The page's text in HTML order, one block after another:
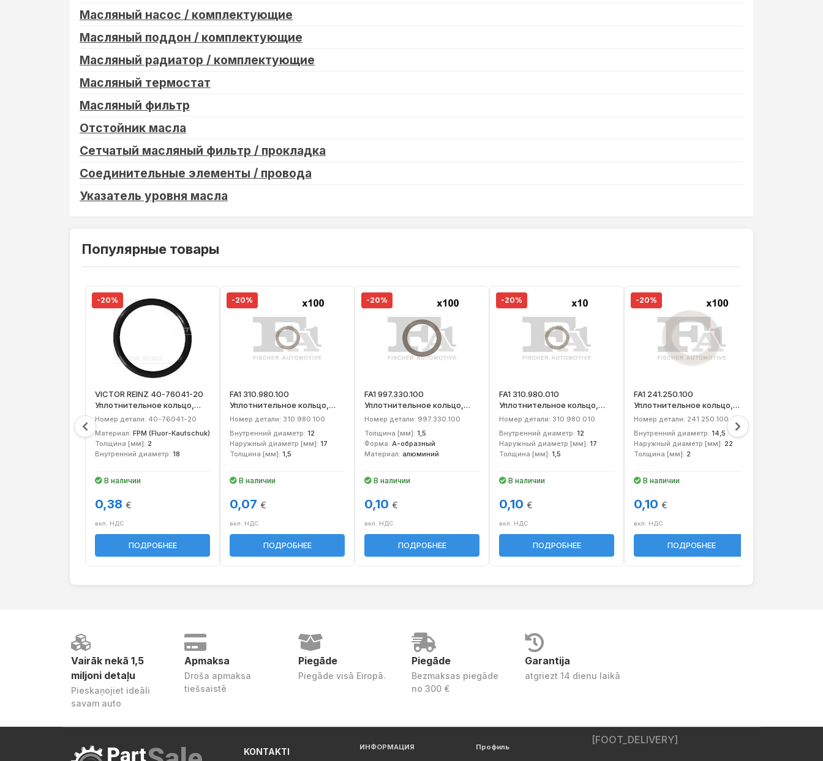
Масляный насос / комплектующие
Масляный поддон / комплектующие
Масляный радиатор / комплектующие
Масляный термостат
Масляный фильтр
Отстойник масла
Сетчатый масляный фильтр / прокладка
Соединительные элементы / провода
Указатель уровня масла
Популярные товары
-20%
VICTOR REINZ 40-76041-20
Уплотнительное кольцо,
резьбовая пробка
Номер детали: 40-76041-20
Материал: FPM (Fluor-Kautschuk)
Толщина [мм]: 2
Внутренний диаметр: 18
В наличии
0,38 €
вкл. НДС
ПОДРОБНЕЕ
-20%
FA1 310.980.100
Уплотнительное кольцо,
резьбовая пробка
Номер детали: 310.980.100
Внутренний диаметр: 12
Наружный диаметр [мм]: 17
Толщина [мм]: 1,5
В наличии
0,07 €
вкл. НДС
ПОДРОБНЕЕ
-20%
FA1 997.330.100
Уплотнительное кольцо,
резьбовая пробка
Номер детали: 997.330.100
Толщина [мм]: 1,5
Форма: А-образный
Материал: алюминий
В наличии
0,10 €
вкл. НДС
ПОДРОБНЕЕ
-20%
FA1 310.980.010
Уплотнительное кольцо,
резьбовая пробка
Номер детали: 310.980.010
Внутренний диаметр: 12
Наружный диаметр [мм]: 17
Толщина [мм]: 1,5
В наличии
0,10 €
вкл. НДС
ПОДРОБНЕЕ
-20%
FA1 241.250.100
Уплотнительное кольцо,
резьбовая пробка
Номер детали: 241.250.100
Внутренний диаметр: 14,5
Наружный диаметр [мм]: 22
Толщина [мм]: 2
В наличии
0,10 €
вкл. НДС
ПОДРОБНЕЕ
Vairāk nekā 1,5
miljoni detaļu
Pieskaņojiet ideāli
savam auto
Apmaksa
Droša apmaksa
tiešsaistē
Piegāde
Piegāde visā Eiropā.
Piegāde
Bezmaksas piegāde
no 300 €
Garantija
atgriezt 14 dienu laikā
KONTAKTI ИНФОРМАЦИЯ Профиль
[FOOT_DELIVERY]